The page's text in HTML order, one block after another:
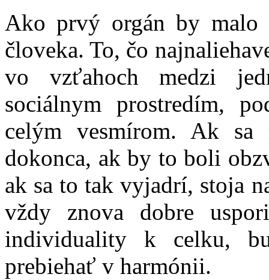
Ako prvý orgán by malo
človeka. To, čo
vo vzťahoch medzi
sociálnym prostredím,
celým vesmírom. Ak
dokonca, ak by to boli
ak sa to tak vyjadrí, stoja
vždy znova dobre
individuality k celku,
prebiehať v harmónii.